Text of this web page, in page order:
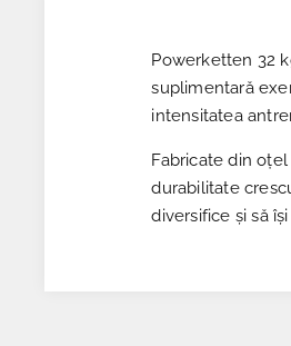
Powerketten 32
suplimentară
intensitatea
Fabricate din
durabilitate
diversifice și să